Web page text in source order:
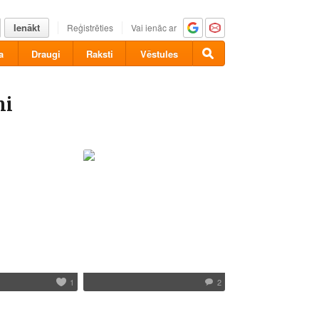
Ienākt Reģistrēties Vai ienāc ar
Draugi Raksti Vēstules
1 2